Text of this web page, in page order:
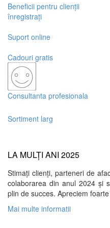
Beneficii pentru clienții
înregistrați
Suport online
Cadouri gratis
Consultanta profesionala
Sortiment larg
LA MULȚI ANI 2025
Stimați clienți, parteneri de
colaborarea din anul 2024 și
plin de succes. Apreciem
Mai multe informatii